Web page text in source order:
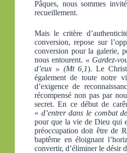
Pâques, nous sommes
recueillement.
Mais le critère
conversion, repose sur
conversion pour la galerie,
nous entourent. « Gardez-
d’eux » (Mt 6,1). Le
également de toute notre
d’exigence de
récompensé non pas par
secret. En ce début de
« d’entrer dans le combat
pour que la vie de Dieu qui
préoccupation doit être de
baptême en éloignant
convertir, d’éliminer le désir